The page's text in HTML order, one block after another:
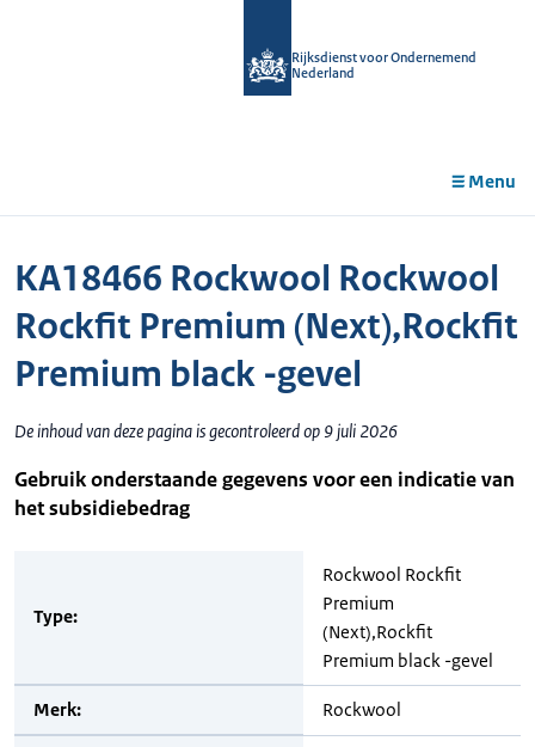
Rijksdienst voor Ondernemend
Nederland
Menu
KA18466 Rockwool Rockwool
Rockfit Premium (Next),Rockfit
Premium black -gevel
De inhoud van deze pagina is gecontroleerd op 9 juli 2026
Gebruik onderstaande gegevens voor een indicatie van
het subsidiebedrag
Type:
Rockwool Rockfit
Premium
(Next),Rockfit
Premium black -gevel
Merk: Rockwool